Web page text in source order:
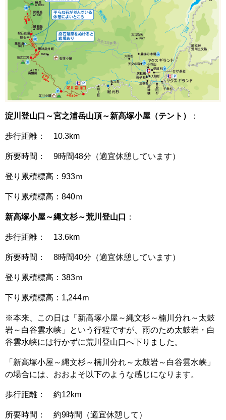
淀川登山口～宮之浦岳山頂～新高塚小屋（テント） ：
歩行距離： 10.3km
所要時間： 9時間48分（適宜休憩しています）
登り累積標高：933ｍ
下り累積標高：840ｍ
新高塚小屋～縄文杉～荒川登山口 ：
歩行距離： 13.6km
所要時間： 8時間40分（適宜休憩しています）
登り累積標高：383ｍ
下り累積標高：1,244ｍ
※本来、この日は「新高塚小屋～縄文杉～楠川分れ～太鼓
岩～白谷雲水峡」という行程ですが、雨のため太鼓岩・白
谷雲水峡には行かずに荒川登山口へ下りました。
「新高塚小屋～縄文杉～楠川分れ～太鼓岩～白谷雲水峡」
の場合には、おおよそ以下のような感じになります。
歩行距離： 約12km
所要時間： 約9時間（適宜休憩して）